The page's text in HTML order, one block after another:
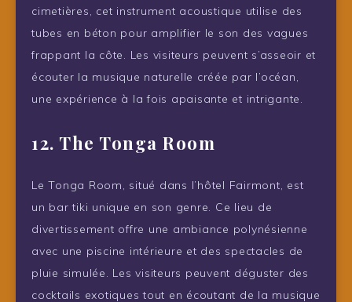
cimetières, cet instrument acoustique utilise des
tubes en béton pour amplifier le son des vagues
frappant la côte. Les visiteurs peuvent s’asseoir et
écouter la musique naturelle créée par l’océan,
une expérience à la fois apaisante et intrigante.
12. The Tonga Room
Le Tonga Room, situé dans l’hôtel Fairmont, est
un bar tiki unique en son genre. Ce lieu de
divertissement offre une ambiance polynésienne
avec une piscine intérieure et des spectacles de
pluie simulée. Les visiteurs peuvent déguster des
cocktails exotiques tout en écoutant de la musique